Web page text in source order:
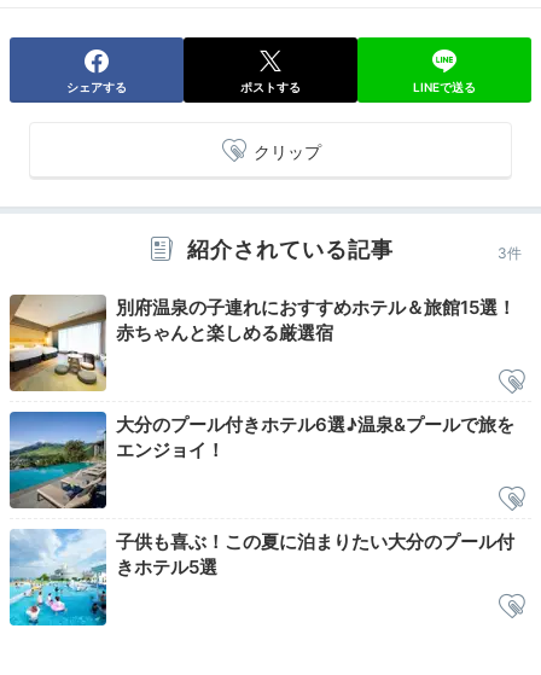
もできます。レストランは予約制のため、事前予約をす
るか2食付きプラン等をチェックしてくださいね。
バイキングでした。息子は寝たのでベビーカーで入らせてもらいま
した。通路の邪魔にならない席を確保してくださり助かりました。
Bar
21:00
雰囲気のいいBarで
会話を楽しむ
シェアする ポストする LINEで送る
クリップ
紹介されている記事 3件
別府温泉の子連れにおすすめホテル＆旅館15選！
赤ちゃんと楽しめる厳選宿
大分のプール付きホテル6選♪温泉&プールで旅を
エンジョイ！
子供も喜ぶ！この夏に泊まりたい大分のプール付
きホテル5選